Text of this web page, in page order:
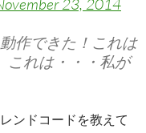
23, 2014
動作できた！これは
これは・・・私が
ンドコードを教えて